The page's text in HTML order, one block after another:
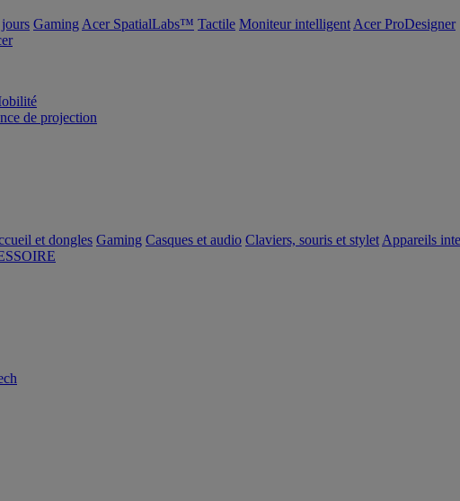
Gaming Acer SpatialLabs™ Tactile Moniteur intelligent Acer ProDesigner
de projection
et dongles Gaming Casques et audio Claviers, souris et stylet Appareils